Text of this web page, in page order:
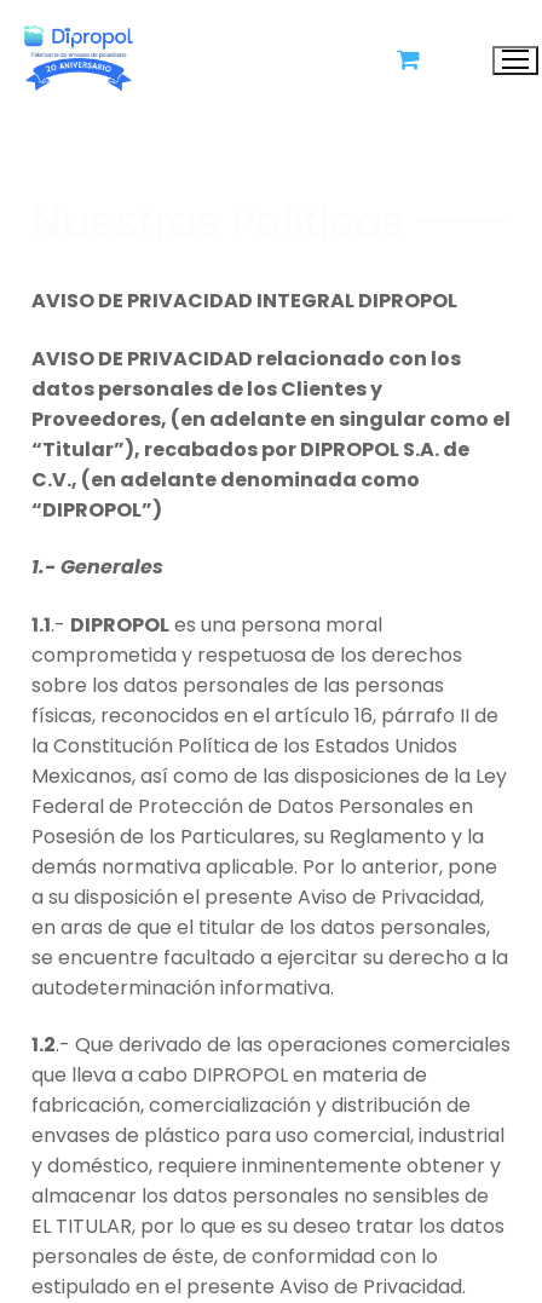
X
AVISO DE PRIVACIDAD INTEGRAL DIPROPOL
AVISO DE PRIVACIDAD relacionado con los
datos personales de los Clientes y
Proveedores, (en adelante en singular como el
“Titular”), recabados por DIPROPOL S.A. de
C.V., (en adelante denominada como
“DIPROPOL”)
1.- Generales
1.1.- DIPROPOLes una persona moral
comprometida y respetuosa de los derechos
sobre los datos personales de las personas
físicas, reconocidos en el artículo 16, párrafo II de
la Constitución Política de los Estados Unidos
Mexicanos, así como de las disposiciones de la Ley
Federal de Protección de Datos Personales en
Posesión de los Particulares, su Reglamento y la
demás normativa aplicable. Por lo anterior, pone
a su disposición el presente Aviso de Privacidad,
en aras de que el titular de los datos personales,
se encuentre facultado a ejercitar su derecho a la
autodeterminación informativa.
1.2.- Que derivado de las operaciones comerciales
que lleva a cabo DIPROPOL en materia de
fabricación, comercialización y distribución de
envases de plástico para uso comercial, industrial
y doméstico, requiere inminentemente obtener y
almacenar los datos personales no sensibles de
EL TITULAR, por lo que es su deseo tratar los datos
personales de éste, de conformidad con lo
estipulado en el presente Aviso de Privacidad.